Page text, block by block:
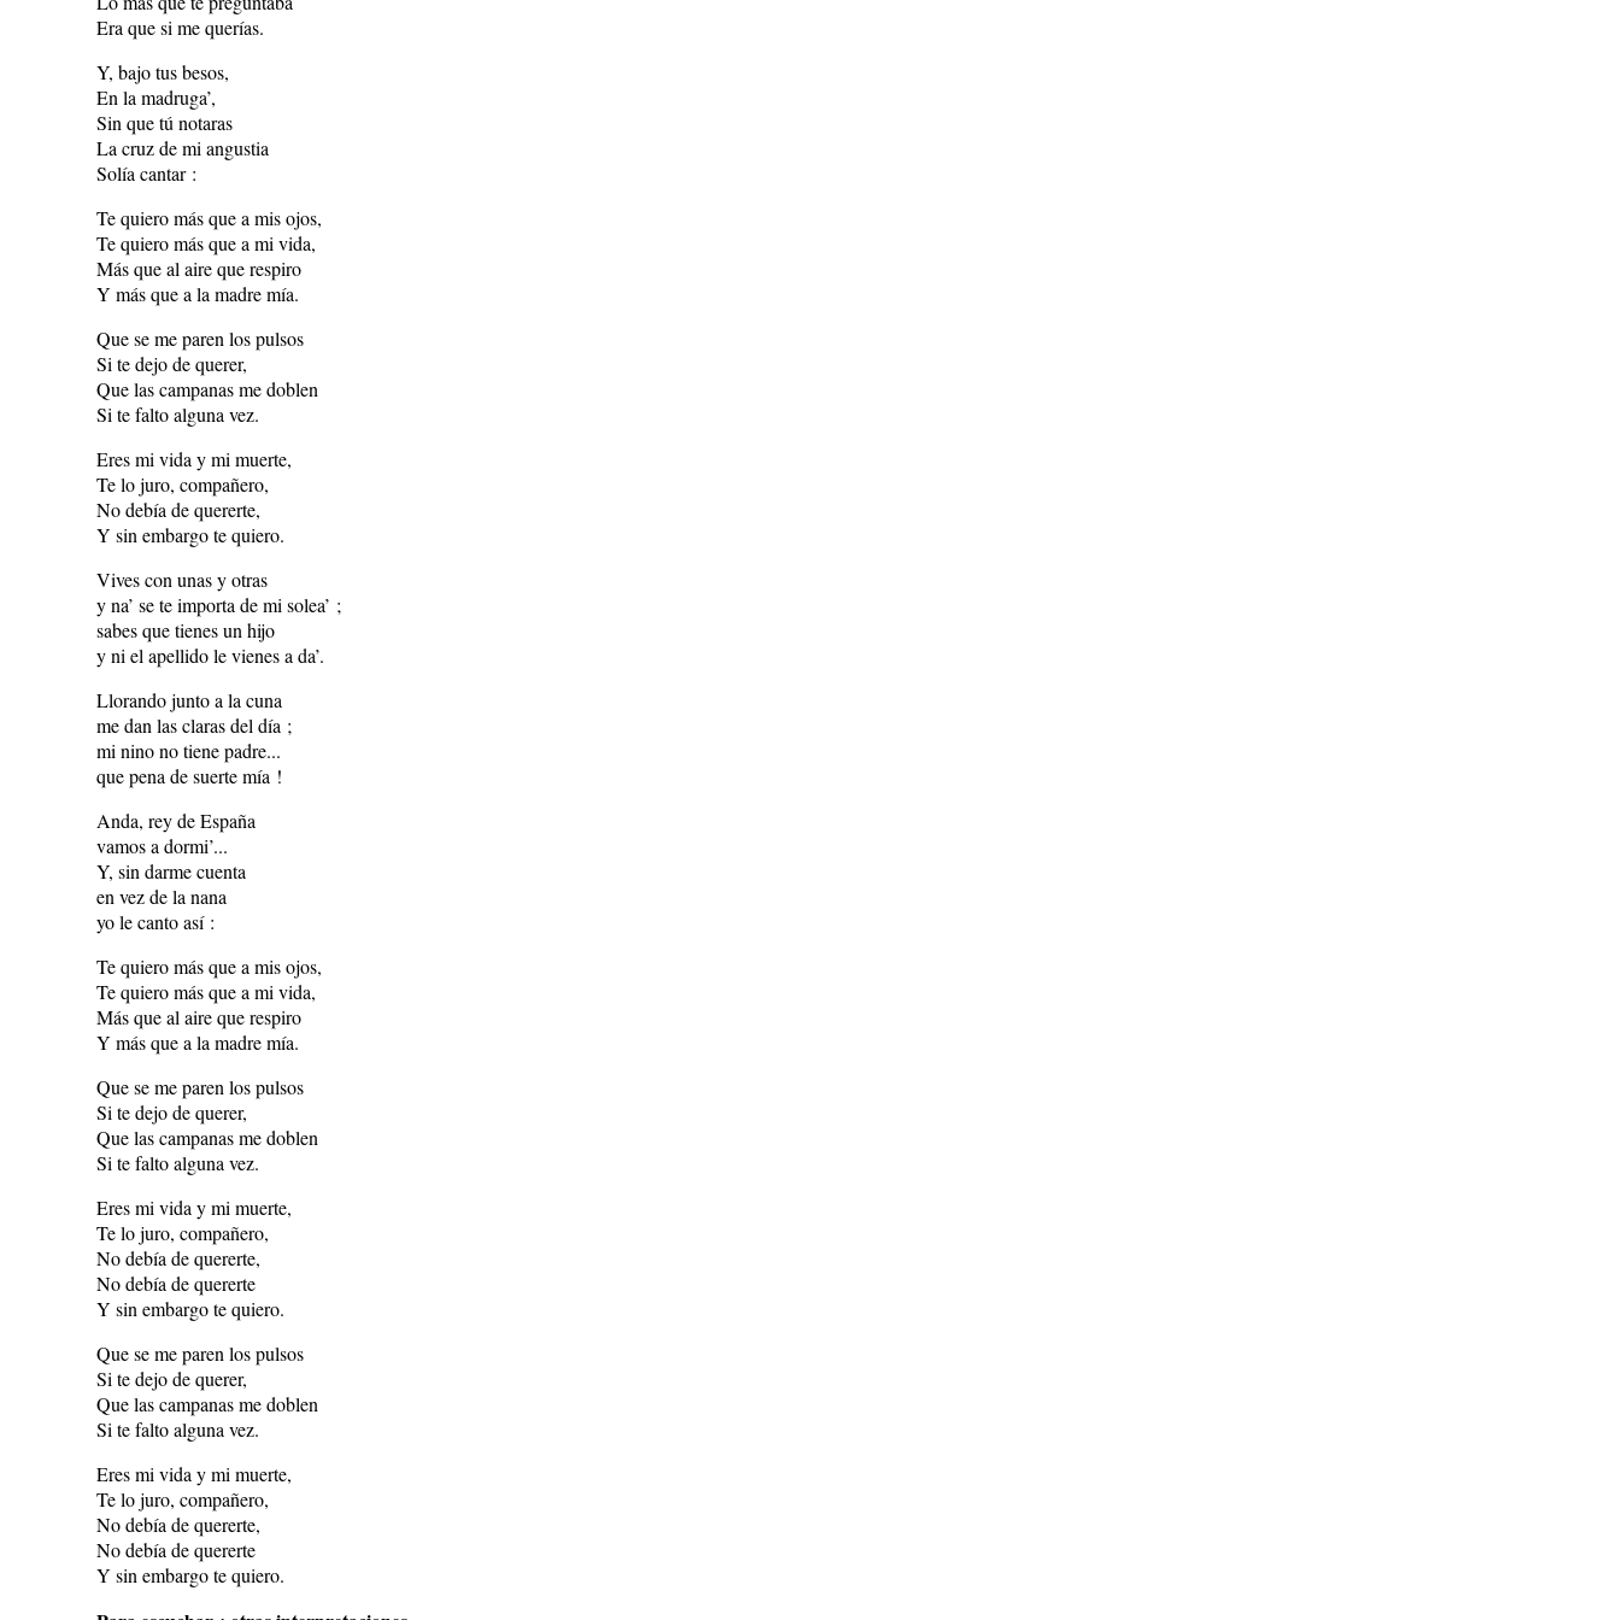
Era que si me querías.
Y, bajo tus besos,
En la madruga’,
Sin que tú notaras
La cruz de mi angustia
Solía cantar :
Te quiero más que a mis ojos,
Te quiero más que a mi vida,
Más que al aire que respiro
Y más que a la madre mía.
Que se me paren los pulsos
Si te dejo de querer,
Que las campanas me doblen
Si te falto alguna vez.
Eres mi vida y mi muerte,
Te lo juro, compañero,
No debía de quererte,
Y sin embargo te quiero.
Vives con unas y otras
y na’ se te importa de mi solea’ ;
sabes que tienes un hijo
y ni el apellido le vienes a da’.
Llorando junto a la cuna
me dan las claras del día ;
mi nino no tiene padre...
que pena de suerte mía !
Anda, rey de España
vamos a dormi’...
Y, sin darme cuenta
en vez de la nana
yo le canto así :
Te quiero más que a mis ojos,
Te quiero más que a mi vida,
Más que al aire que respiro
Y más que a la madre mía.
Que se me paren los pulsos
Si te dejo de querer,
Que las campanas me doblen
Si te falto alguna vez.
Eres mi vida y mi muerte,
Te lo juro, compañero,
No debía de quererte,
No debía de quererte
Y sin embargo te quiero.
Que se me paren los pulsos
Si te dejo de querer,
Que las campanas me doblen
Si te falto alguna vez.
Eres mi vida y mi muerte,
Te lo juro, compañero,
No debía de quererte,
No debía de quererte
Y sin embargo te quiero.